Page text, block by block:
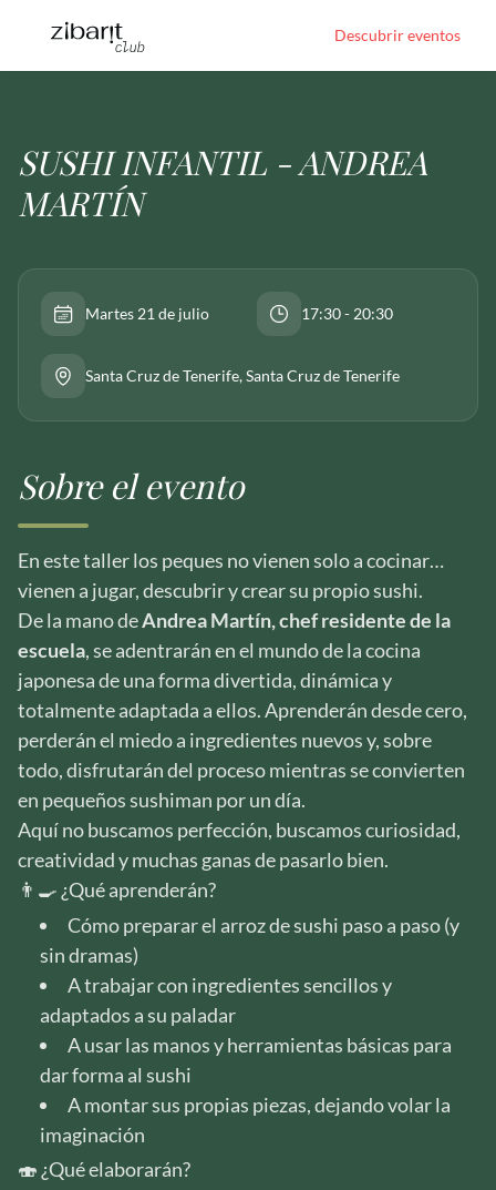
Descubrir eventos
SUSHI INFANTIL - ANDREA
MARTÍN
Martes 21 de julio 17:30 - 20:30
Santa Cruz de Tenerife, Santa Cruz de Tenerife
Sobre el evento
En este taller los peques no vienen solo a cocinar…
vienen a jugar, descubrir y crear su propio sushi.
De la mano deAndrea Martín, chef residente de la
escuela, se adentrarán en el mundo de la cocina
japonesa de una forma divertida, dinámica y
totalmente adaptada a ellos. Aprenderán desde cero,
perderán el miedo a ingredientes nuevos y, sobre
todo, disfrutarán del proceso mientras se convierten
en pequeños sushiman por un día.
Aquí no buscamos perfección, buscamos curiosidad,
creatividad y muchas ganas de pasarlo bien.
👨‍🍳 ¿Qué aprenderán?
Cómo preparar el arroz de sushi paso a paso (y
sin dramas)
A trabajar con ingredientes sencillos y
adaptados a su paladar
A usar las manos y herramientas básicas para
dar forma al sushi
A montar sus propias piezas, dejando volar la
imaginación
🍣 ¿Qué elaborarán?